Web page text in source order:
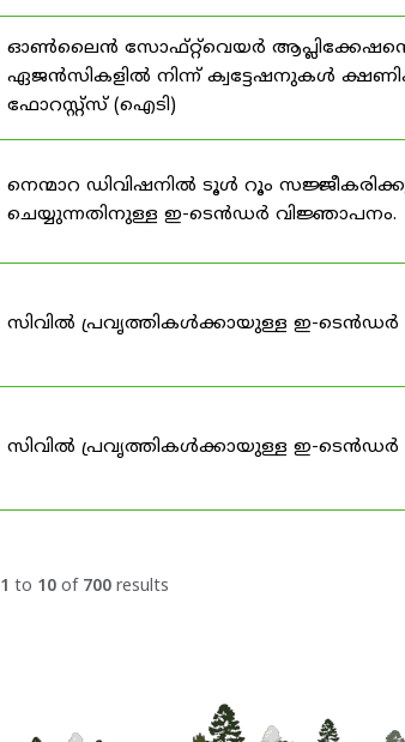
ഓൺലൈൻ സോഫ്റ്റ്‌വെയർ ആപ്ലിക്കേഷന്റെ
ഏജൻസികളിൽ നിന്ന് ക്വട്ടേഷനുകൾ
ഫോറസ്റ്റ്സ് (ഐടി)
നെന്മാറ ഡിവിഷനിൽ ടൂൾ റൂം
ചെയ്യുന്നതിനുള്ള ഇ-ടെൻഡർ വിജ്ഞാപനം.
സിവിൽ പ്രവൃത്തികൾക്കായുള്ള ഇ-ടെൻഡർ
സിവിൽ പ്രവൃത്തികൾക്കായുള്ള ഇ-ടെൻഡർ
1 to 10 of 700 results